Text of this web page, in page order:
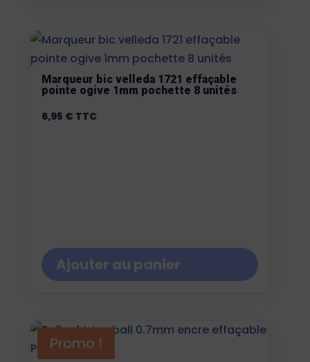
Marqueur bic velleda 1721 effaçable
pointe ogive 1mm pochette 8 unités
6,95 € TTC
Ajouter au panier
Promo !